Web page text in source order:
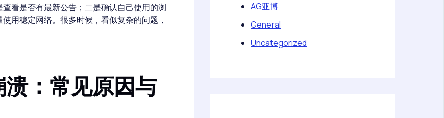
看是否有最新公告；二是确认自己使用的浏
用稳定网络。很多时候，看似复杂的问题，
：常见原因与
AG亚博
General
Uncategorized